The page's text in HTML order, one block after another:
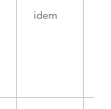
idem